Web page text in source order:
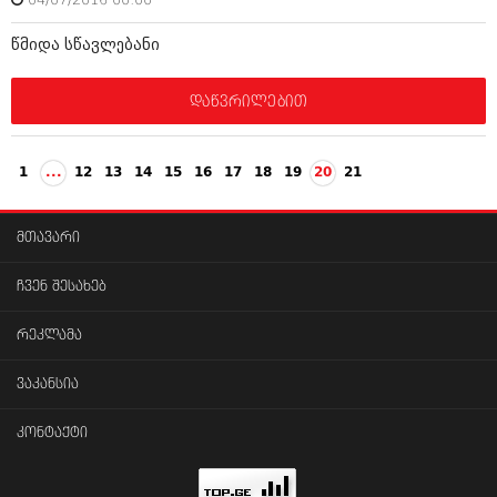
წმიდა სწავლებანი
დაწვრილებით
1 ... 12 13 14 15 16 17 18 19 20 21
მთავარი
ჩვენ შესახებ
რეკლამა
ვაკანსია
კონტაქტი